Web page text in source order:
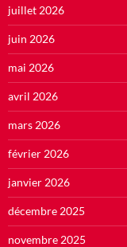
juillet 2026
juin 2026
mai 2026
avril 2026
mars 2026
février 2026
janvier 2026
décembre 2025
novembre 2025